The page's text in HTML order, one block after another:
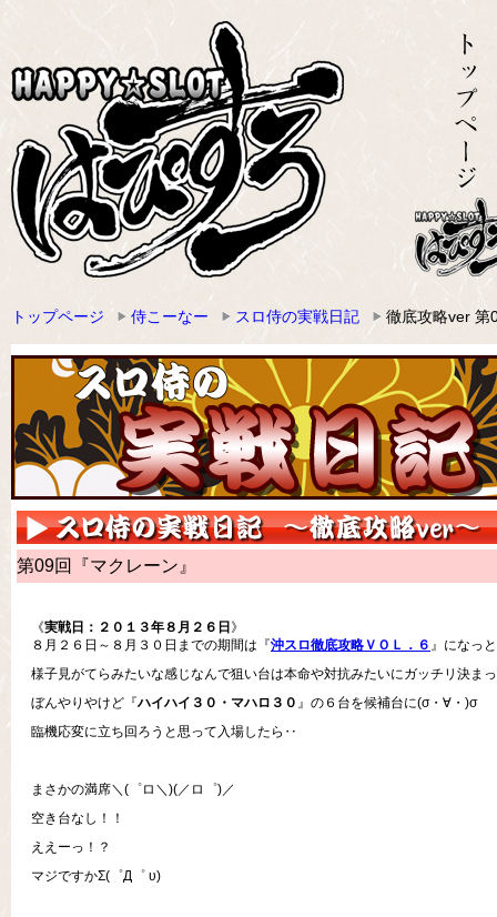
トップページ 侍こーなー スロ侍の実戦日記 徹底攻略ver 第
第09回『マクレーン』
《実戦日：２０１３年８月２６日 》
８月２６日～８月３０日までの期間は『沖スロ徹底攻略ＶＯＬ．６ 』になっ
様子見がてらみたいな感じなんで狙い台は本命や対抗みたいにガッチリ決ま
ぼんやりやけど『ハイハイ３０・マハロ３０ 』の６台を候補台に(σ・∀・)σ
臨機応変に立ち回ろうと思って入場したら‥
まさかの満席＼(゜ロ＼)(／ロ゜)／
空き台なし！！
ええーっ！？
マジですかΣ(゜Д゜ υ)